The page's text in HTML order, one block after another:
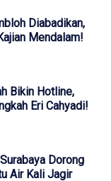
Diabadikan,
Mendalam!
Bikin Hotline,
Eri Cahyadi!
Dorong
Air Kali Jagir